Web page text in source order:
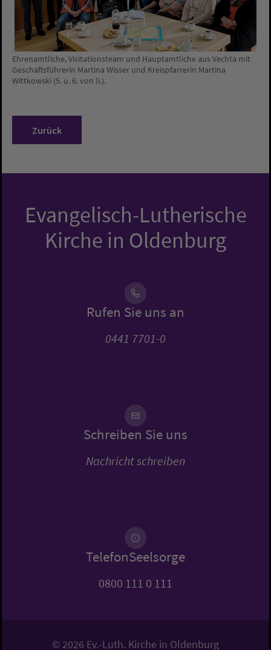
Ehrenamtliche, Visitationsteam und Hauptamtliche aus Vechta mit
Geschäftsführerin Martina Wisser und Kreispfarrerin Martina
Wittkowski (5. u. 6. von li.).
Zurück
Evangelisch-Lutherische
Kirche in Oldenburg
Rufen Sie uns an
0441 7701-0
Schreiben Sie uns
Nachricht schreiben
TelefonSeelsorge
0800 111 0 111
© 2026 Ev.-Luth. Kirche in Oldenburg